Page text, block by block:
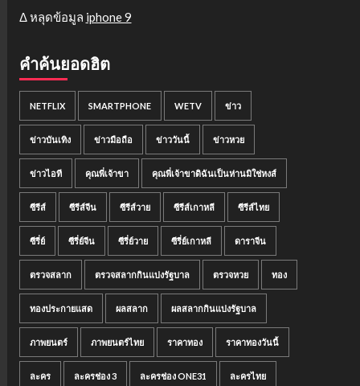
Δ หลุดข้อมูล iphone 9
คำค้นยอดฮิต
NETFLIX SMARTPHONE WETV ข่าว
ข่าวบันเทิง ข่าวมือถือ ข่าววันนี้ ข่าวหวย
ข่าวไอที คุณพี่เจ้าขา คุณพี่เจ้าขาดิฉันเป็นห่านมิใช่หงส์
ซีรีส์ ซีรีส์จีน ซีรีส์วาย ซีรีส์เกาหลี ซีรีส์ไทย
ซีรี่ย์ ซีรี่ย์จีน ซีรี่ย์วาย ซีรี่ย์เกาหลี ดาราจีน
ตรวจสลาก ตรวจสลากกินแบ่งรัฐบาล ตรวจหวย ทอง
ทองประกายแสด ผลสลาก ผลสลากกินแบ่งรัฐบาล
ภาพยนตร์ ภาพยนตร์ไทย ราคาทอง ราคาทองวันนี้
ละคร ละครช่อง 3 ละครช่อง ONE31 ละครไทย